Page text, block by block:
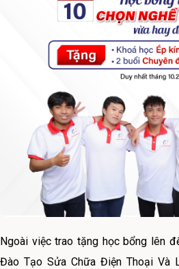
Ngoài việc trao tặng học bổng lên
Đào Tạo Sửa Chữa Điện Thoại Và